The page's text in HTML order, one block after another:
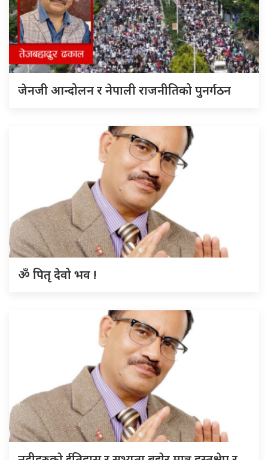
जेनजी आन्दोलन र नेपाली राजनीतिको पुनर्गठन
ॐ पितृ देवो भव !